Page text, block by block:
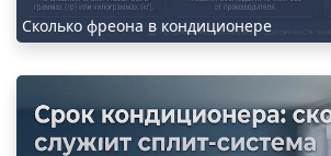
Сколько фреона в кондиционере